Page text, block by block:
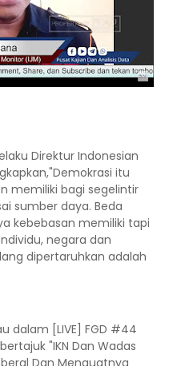
Direktur Indonesian
itu
memiliki bagi segelintir
sumber daya. Beda
kebebasan memiliki tapi
negara dan
dipertaruhkan adalah
dalam [LIVE] FGD #44
"IKN Dan Wadas
Dan Menguatnya